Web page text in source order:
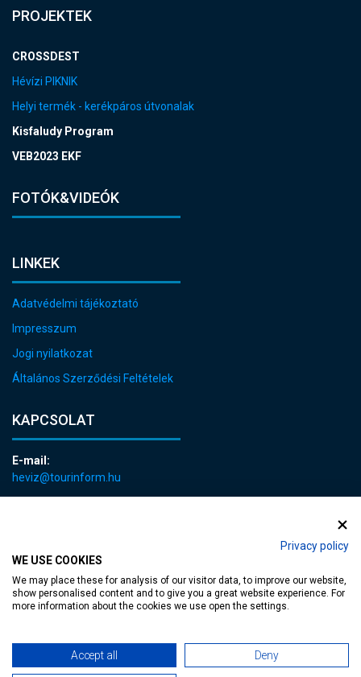
Privacy policy
WE USE COOKIES
We may place these for analysis of our visitor data, to improve our website,
show personalised content and to give you a great website experience. For
more information about the cookies we use open the settings.
Accept all Deny
PROJEKTEK
CROSSDEST
Hévízi PIKNIK
Helyi termék - kerékpáros útvonalak
Kisfaludy Program
VEB2023 EKF
FOTÓK&VIDEÓK
LINKEK
Adatvédelmi tájékoztató
Impresszum
Jogi nyilatkozat
Általános Szerződési Feltételek
KAPCSOLAT
E-mail:
heviz@tourinform.hu